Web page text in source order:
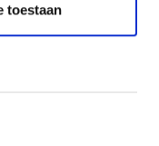
toestaan